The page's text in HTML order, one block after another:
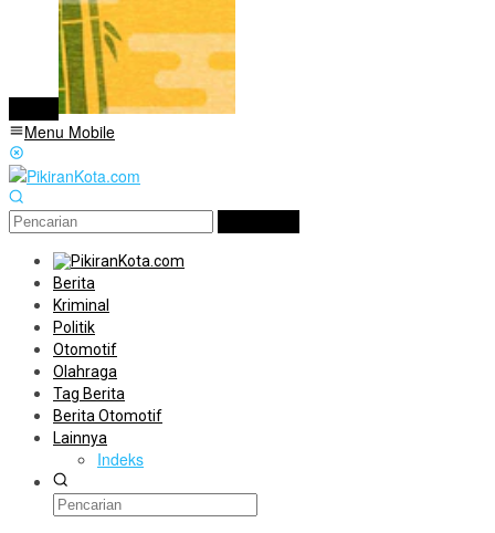
Menu Mobile
Berita
Kriminal
Politik
Otomotif
Olahraga
Tag Berita
Berita Otomotif
Lainnya
Indeks